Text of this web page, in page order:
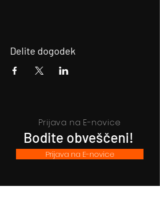
Delite dogodek
Prijava na E-novice
Bodite obveščeni!
Prijava na E-novice